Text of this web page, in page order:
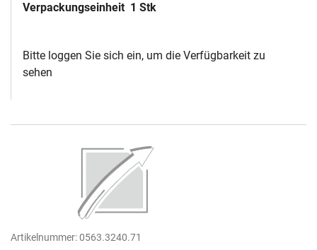
Verpackungseinheit 1 Stk
Bitte loggen Sie sich ein, um die Verfügbarkeit zu
sehen
Artikelnummer:0563.3240.71